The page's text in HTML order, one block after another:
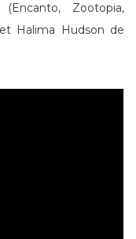
Zootopia,
Halima Hudson de